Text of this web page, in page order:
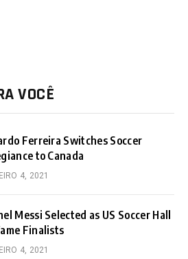
VOCÊ
Ferreira Switches Soccer
to Canada
4, 2021
Messi Selected as US Soccer Hall
Finalists
4, 2021